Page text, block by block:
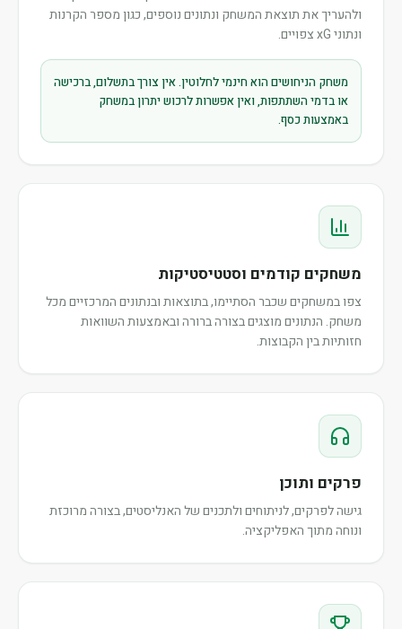
ולהעריך את תוצאת המשחק ונתונים נוספים, כגון מספר הקרנות
ונתוני xG צפויים.
משחק הניחושים הוא חינמי לחלוטין. אין צורך בתשלום, ברכישה
או בדמי השתתפות, ואין אפשרות לרכוש יתרון במשחק
באמצעות כסף.
משחקים קודמים וסטטיסטיקות
צפו במשחקים שכבר הסתיימו, בתוצאות ובנתונים המרכזיים מכל
משחק. הנתונים מוצגים בצורה ברורה ובאמצעות השוואות
חזותיות בין הקבוצות.
פרקים ותוכן
גישה לפרקים, לניתוחים ולתכנים של האנליסטים, בצורה מרוכזת
ונוחה מתוך האפליקציה.